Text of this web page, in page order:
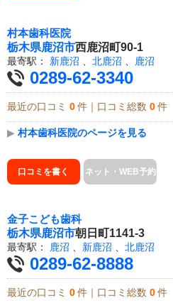
村本歯科医院
栃木県鹿沼市西鹿沼町90-1
最寄駅： 新鹿沼 北鹿沼 鹿沼
0289-62-3340
最近の口コミ 0 件｜口コミ総数 0 件
▶ 村本歯科医院のページを見る
口コミを書く ネット・WEB予約
金子こども歯科
栃木県鹿沼市朝日町1141-3
最寄駅： 鹿沼 新鹿沼 北鹿沼
0289-62-8888
最近の口コミ 0 件｜口コミ総数 0 件